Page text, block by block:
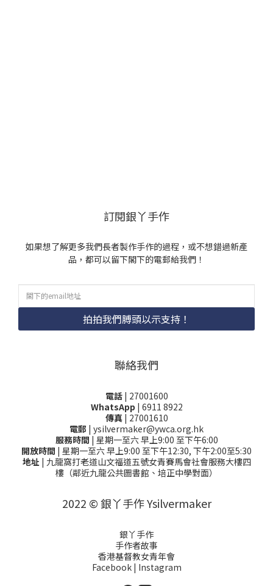
訂閱銀丫手作
如果想了解更多我們長者製作手作的過程，或不想錯過新產
品，都可以留下閣下的電郵給我們！
拍拍我們膊頭以示支持！
聯絡我們
電話 | 27001600
WhatsApp | 6911 8922
傳真| 27001610
電郵 | ysilvermaker@ywca.org.hk
服務時間 | 星期一至六 早上9:00 至下午6:00
開放時間 | 星期一至六 早上9:00 至下午12:30, 下午2:00至5:30
地址 | 九龍窩打老道山文福道五號女青賽馬會社會服務大樓四
樓（鄰近九龍公共圖書館、培正中學對面）
2022 © 銀丫手作 Ysilvermaker
銀丫手作
手作者故事
香港基督教女青年會
Facebook | Instagram